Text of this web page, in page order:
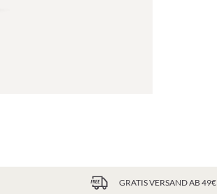
GRATIS VERSAND AB 49€